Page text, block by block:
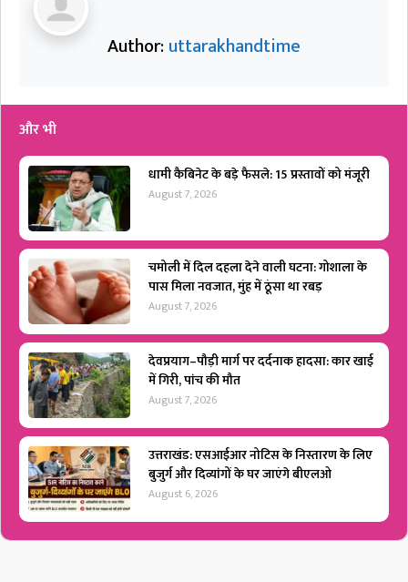
Author:uttarakhandtime
और भी
धामी कैबिनेट के बड़े फैसले: 15 प्रस्तावों को मंजूरी
August 7, 2026
चमोली में दिल दहला देने वाली घटना: गोशाला के
पास मिला नवजात, मुंह में ठूंसा था रबड़
August 7, 2026
देवप्रयाग–पौड़ी मार्ग पर दर्दनाक हादसा: कार खाई
में गिरी, पांच की मौत
August 7, 2026
उत्तराखंड: एसआईआर नोटिस के निस्तारण के लिए
बुजुर्ग और दिव्यांगों के घर जाएंगे बीएलओ
August 6, 2026